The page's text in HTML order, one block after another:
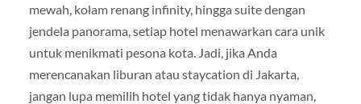
mewah, kolam renang infinity, hingga suite dengan
jendela panorama, setiap hotel menawarkan cara unik
untuk menikmati pesona kota. Jadi, jika Anda
merencanakan liburan atau staycation di Jakarta,
jangan lupa memilih hotel yang tidak hanya nyaman,